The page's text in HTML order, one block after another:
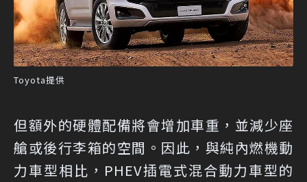
Toyota提供
但額外的硬體配備將會增加車重，並減少座
艙或後行李箱的空間。因此，與純內燃機動
力車型相比，PHEV插電式混合動力車型的